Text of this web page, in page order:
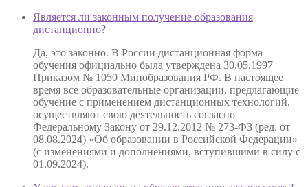
Является ли законным получение образования
дистанционно?
Да, это законно. В России дистанционная форма
обучения официально была утверждена 30.05.1997
Приказом № 1050 Минобразования РФ. В настоящее
время все образовательные организации, предлагающие
обучение с применением дистанционных технологий,
осуществляют свою деятельность согласно
Федеральному Закону от 29.12.2012 № 273-ФЗ (ред. от
08.08.2024) «Об образовании в Российской Федерации»
(с изменениями и дополнениями, вступившими в силу с
01.09.2024).